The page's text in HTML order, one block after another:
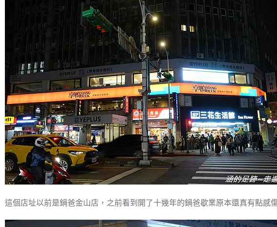
這個店址以前是鍋爸金山店，之前看到開了十幾年的鍋爸歇業原本還真有點感